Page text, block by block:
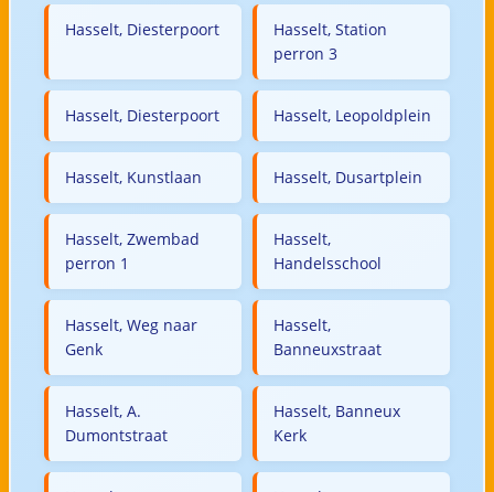
Hasselt, Diesterpoort
Hasselt, Station
perron 3
Hasselt, Diesterpoort Hasselt, Leopoldplein
Hasselt, Kunstlaan Hasselt, Dusartplein
Hasselt, Zwembad
perron 1
Hasselt,
Handelsschool
Hasselt, Weg naar
Genk
Hasselt,
Banneuxstraat
Hasselt, A.
Dumontstraat
Hasselt, Banneux
Kerk